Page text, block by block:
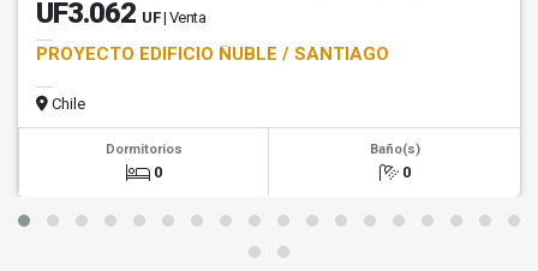
UF3.062 UF | Venta
PROYECTO EDIFICIO ÑUBLE / SANTIAGO
Chile
Dormitorios
0
Baño(s)
0